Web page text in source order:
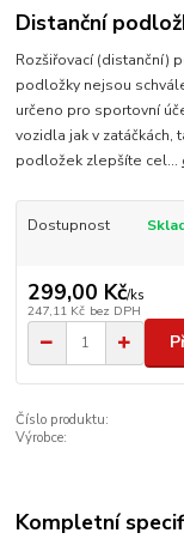
Distanční
Rozšiřovací (distanční)
podložky nejsou
určeno pro sportovní
vozidla jak v zatáčkách,
podložek zlepšíte cel...
Dostupnost
299,00 Kč/ks
247,11 Kč bez DPH
Číslo produktu:
Výrobce:
Kompletní